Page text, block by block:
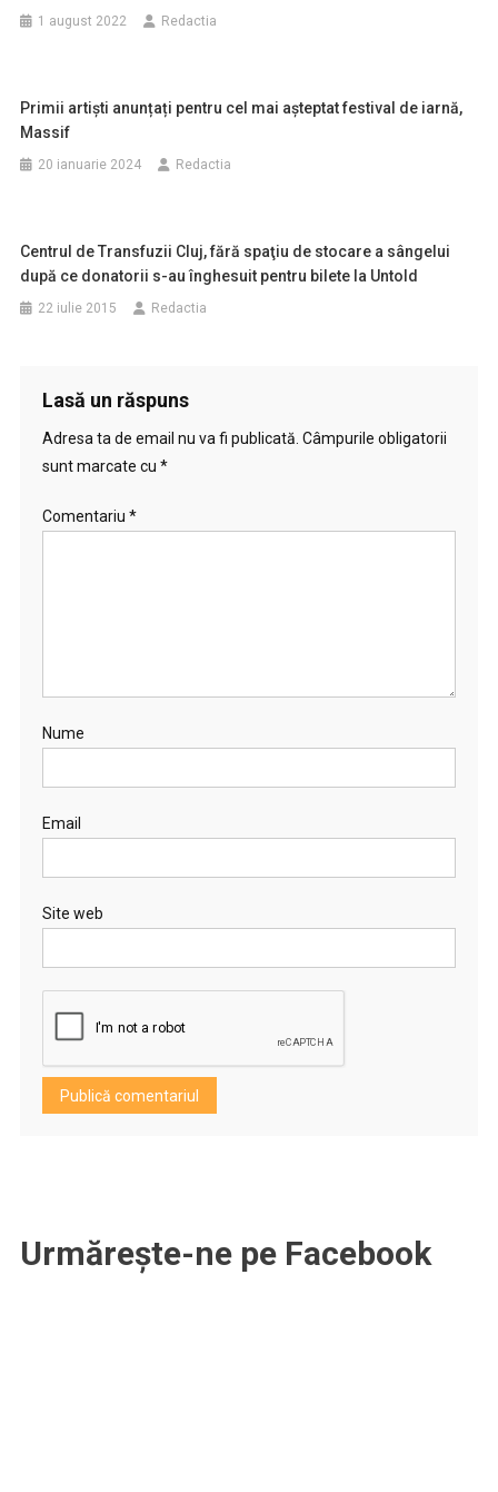
1 august 2022 Redactia
Primii artiști anunțați pentru cel mai așteptat festival de iarnă,
Massif
20 ianuarie 2024 Redactia
Centrul de Transfuzii Cluj, fără spaţiu de stocare a sângelui
după ce donatorii s-au înghesuit pentru bilete la Untold
22 iulie 2015 Redactia
Lasă un răspuns
Adresa ta de email nu va fi publicată. Câmpurile obligatorii
sunt marcate cu *
Comentariu *
Nume
Email
Site web
Urmărește-ne pe Facebook